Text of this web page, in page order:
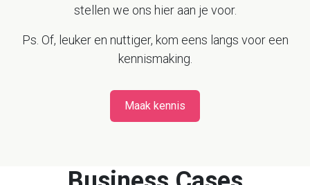
stellen we ons hier aan je voor.
Ps. Of, leuker en nuttiger, kom eens langs voor een
kennismaking.
Maak kennis